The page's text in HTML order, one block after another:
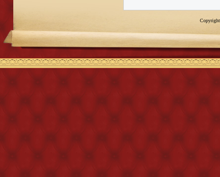
Copyright